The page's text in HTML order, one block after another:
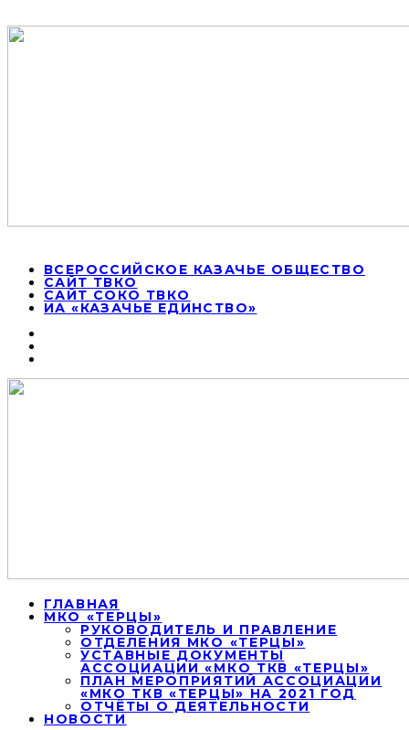
ВСЕРОССИЙСКОЕ КАЗАЧЬЕ ОБЩЕСТВО
САЙТ ТВКО
САЙТ СОКО ТВКО
ИА «КАЗАЧЬЕ ЕДИНСТВО»
ГЛАВНАЯ
МКО «ТЕРЦЫ»
РУКОВОДИТЕЛЬ И ПРАВЛЕНИЕ
ОТДЕЛЕНИЯ МКО «ТЕРЦЫ»
УСТАВНЫЕ ДОКУМЕНТЫ
АССОЦИАЦИИ «МКО ТКВ «ТЕРЦЫ»
ПЛАН МЕРОПРИЯТИЙ АССОЦИАЦИИ
«МКО ТКВ «ТЕРЦЫ» НА 2021 ГОД
ОТЧЁТЫ О ДЕЯТЕЛЬНОСТИ
НОВОСТИ